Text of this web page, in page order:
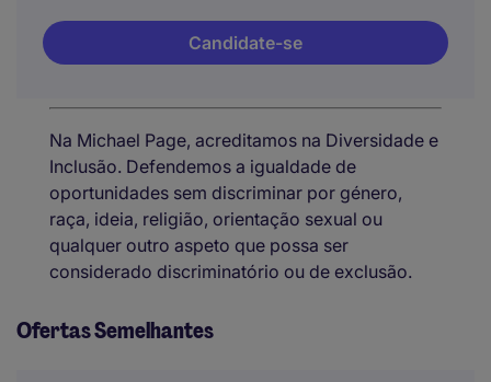
Candidate-se
Na Michael Page, acreditamos na Diversidade e
Inclusão. Defendemos a igualdade de
oportunidades sem discriminar por género,
raça, ideia, religião, orientação sexual ou
qualquer outro aspeto que possa ser
considerado discriminatório ou de exclusão.
Ofertas Semelhantes